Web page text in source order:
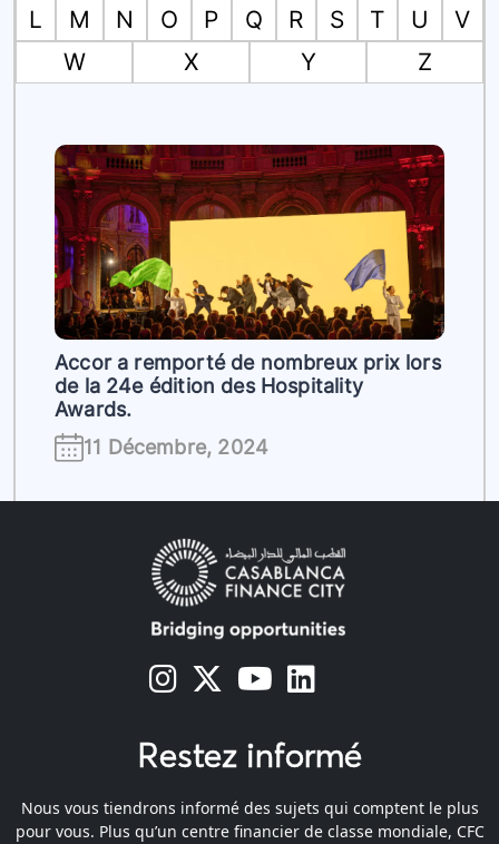
L
M N O P Q R S T U
V
W
X Y Z
Accor a remporté de nombreux prix lors
de la 24e édition des Hospitality
Awards.
11 Décembre, 2024
s s s
Restez informé
Nous vous tiendrons informé des sujets qui comptent le plus
pour vous. Plus qu’un centre financier de classe mondiale, CFC